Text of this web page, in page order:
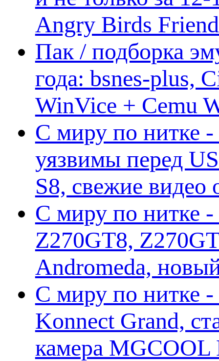
Angry Birds
Пак / подборка
года: bsnes-plus,
WinVice + Cemu
С миру по нитке
уязвимы перед
S8, свежие
С миру по нитке -
Z270GT8,
Andromeda,
С миру по нитке -
Konnect Grand,
камера MGCOOL